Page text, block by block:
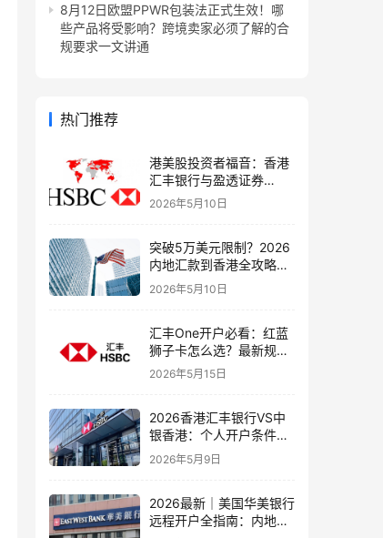
8月12日欧盟PPWR包装法正式生效！哪
些产品将受影响？跨境卖家必须了解的合
规要求一文讲通
热门推荐
港美股投资者福音：香港
汇丰银行与盈透证券
（IBKR）绑定入金全流
2026年5月10日
突破5万美元限制？2026
内地汇款到香港全攻略：
4种合法路径、手续费对
比与避坑指南
2026年5月10日
汇丰One开户必看：红蓝
狮子卡怎么选？最新规则
+补办攻略+5个避坑指南
2026年5月15日
2026香港汇丰银行VS中
银香港：个人开户条件、
费用、下户速度全方位对
比指南
2026年5月9日
2026最新｜美国华美银行
远程开户全指南：内地居